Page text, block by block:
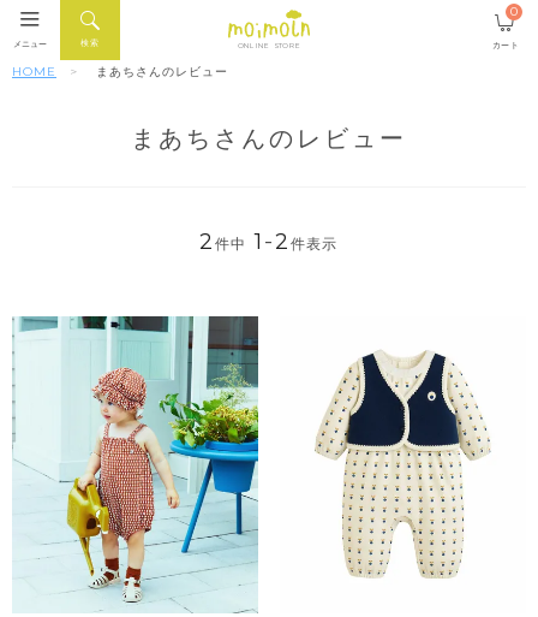
ONLINE STORE
検索
メニュー カート
0
HOME まあちさんのレビュー
まあちさんのレビュー
2件中 1 -2 件表示